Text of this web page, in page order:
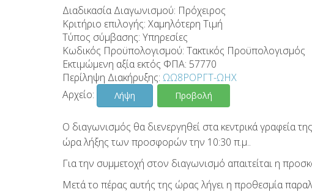
Διαδικασία Διαγωνισμού: Πρόχειρος
Κριτήριο επιλογής: Χαμηλότερη Τιμή
Τύπος σύμβασης: Υπηρεσίες
Κωδικός Προϋπολογισμού: Τακτικός Προϋπολογισμός
Εκτιμώμενη αξία εκτός ΦΠΑ: 57770
Περίληψη Διακήρυξης: ΩΩ8ΡΟΡΓΤ-ΩΗΧ
Αρχείο:
Λήψη Προβολή
Ο διαγωνισμός θα διενεργηθεί στα κεντρικά γραφεία
ώρα λήξης των προσφορών την 10:30 π.μ..
Για την συμμετοχή στον διαγωνισμό απαιτείται η
Μετά το πέρας αυτής της ώρας λήγει η προθεσμία